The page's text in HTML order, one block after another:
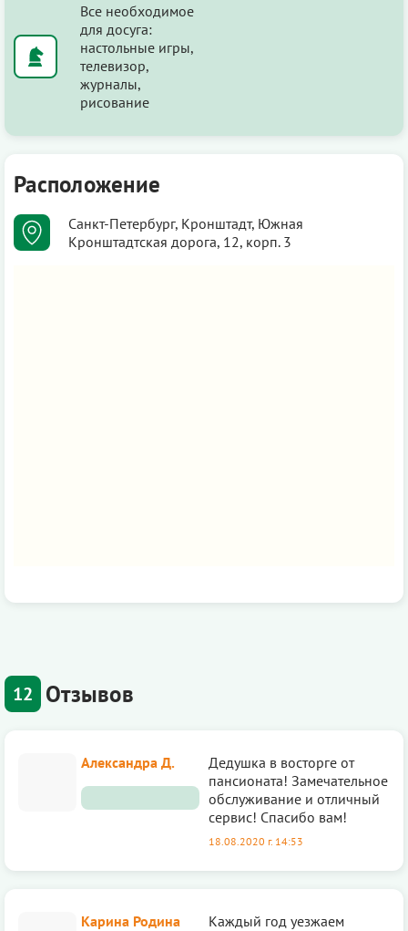
Все необходимое
для досуга:
настольные игры,
телевизор,
журналы,
рисование
Расположение
Санкт-Петербург, Кронштадт, Южная
Кронштадтская дорога, 12, корп. 3
12 Отзывов
Александра Д.
Дедушка в восторге от
пансионата! Замечательное
обслуживание и отличный
сервис! Спасибо вам!
18.08.2020 г. 14:53
Карина Родина
Каждый год уезжаем